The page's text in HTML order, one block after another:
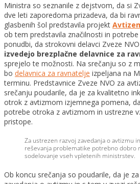
Ministra so seznanile z dejstvom, da si
dve leti zaporedoma prizadeva, da bi
glasbenih šol predstavila projekt
ob tem predstavila značilnosti in
ponudbi, da strokovni delavci Zveze
izvedejo brezplačne delavnice za
sprejelo te možnosti. Na srečanju so z
bo delavnica za ravnatelje izpeljana na
terminu. Predstavnice Zveze NVO za
srečanju poudarile, da je za kvalitetno
otrok z avtizmom izjemnega pomena,
potrebe otroka z avtizmom in ustrezne
pristope.
Za ustrezen razvoj zavedanja o avtizmu
reševanja problematike potrebno dobro
sodelovanje vseh vpletenih ministrstev.
Ob koncu srečanja so poudarile, da je